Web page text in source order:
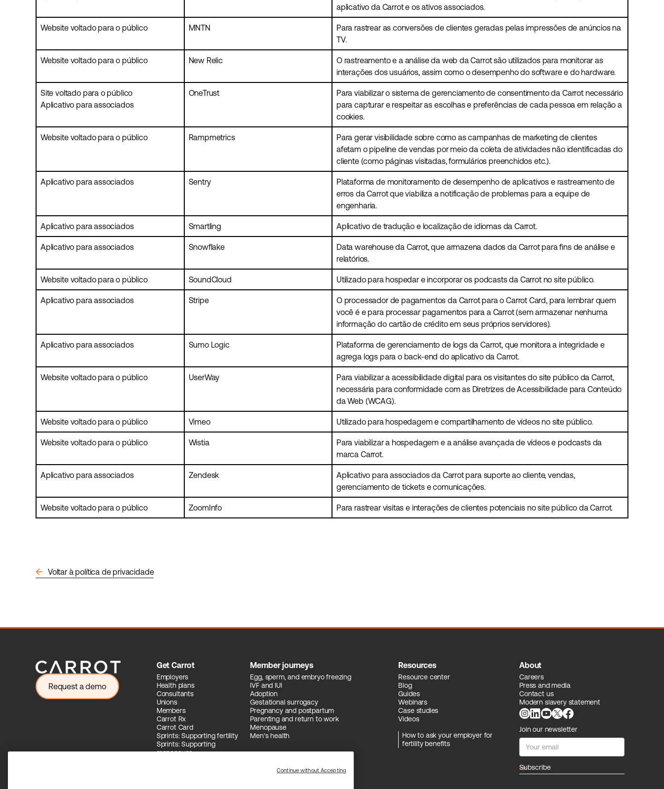
aplicativo da Carrot e os ativos associados.
Website voltado para o público MNTN
Para rastrear as conversões de clientes geradas pelas impressões de anúncios na
TV.
Website voltado para o público New Relic
O rastreamento e a análise da web da Carrot são utilizados para monitorar as
interações dos usuários, assim como o desempenho do software e do hardware.
Site voltado para o público
Aplicativo para associados
OneTrust
Para viabilizar o sistema de gerenciamento de consentimento da Carrot necessário
para capturar e respeitar as escolhas e preferências de cada pessoa em relação a
cookies.
Website voltado para o público Rampmetrics
Para gerar visibilidade sobre como as campanhas de marketing de clientes
afetam o pipeline de vendas por meio da coleta de atividades não identificadas do
cliente (como páginas visitadas, formulários preenchidos etc.).
Aplicativo para associados Sentry
Plataforma de monitoramento de desempenho de aplicativos e rastreamento de
erros da Carrot que viabiliza a notificação de problemas para a equipe de
engenharia.
Aplicativo para associados Smartling Aplicativo de tradução e localização de idiomas da Carrot.
Aplicativo para associados Snowflake
Data warehouse da Carrot, que armazena dados da Carrot para fins de análise e
relatórios.
Website voltado para o público SoundCloud Utilizado para hospedar e incorporar os podcasts da Carrot no site público.
Aplicativo para associados Stripe
O processador de pagamentos da Carrot para o Carrot Card, para lembrar quem
você é e para processar pagamentos para a Carrot (sem armazenar nenhuma
informação do cartão de crédito em seus próprios servidores).
Aplicativo para associados Sumo Logic
Plataforma de gerenciamento de logs da Carrot, que monitora a integridade e
agrega logs para o back-end do aplicativo da Carrot.
Website voltado para o público UserWay
Para viabilizar a acessibilidade digital para os visitantes do site público da Carrot,
necessária para conformidade com as Diretrizes de Acessibilidade para Conteúdo
da Web (WCAG).
Website voltado para o público Vimeo Utilizado para hospedagem e compartilhamento de vídeos no site público.
Website voltado para o público Wistia
Para viabilizar a hospedagem e a análise avançada de vídeos e podcasts da
marca Carrot.
Aplicativo para associados Zendesk
Aplicativo para associados da Carrot para suporte ao cliente, vendas,
gerenciamento de tickets e comunicações.
Website voltado para o público ZoomInfo Para rastrear visitas e interações de clientes potenciais no site público da Carrot.
arrow_back Voltar à política de privacidade
Request a demo
Get Carrot
Employers
Health plans
Consultants
Unions
Members
Carrot Rx
Carrot Card
Sprints: Supporting fertility
Sprints: Supporting
menopause
Member journeys
Egg, sperm, and embryo freezing
IVF and IUI
Adoption
Gestational surrogacy
Pregnancy and postpartum
Parenting and return to work
Menopause
Men's health
Resources
Resource center
Blog
Guides
Webinars
Case studies
Videos
How to ask your employer for
fertility benefits
About
Careers
Press and media
Contact us
Modern slavery statement
Join our newsletter
arrow_forward
Continue without Accepting